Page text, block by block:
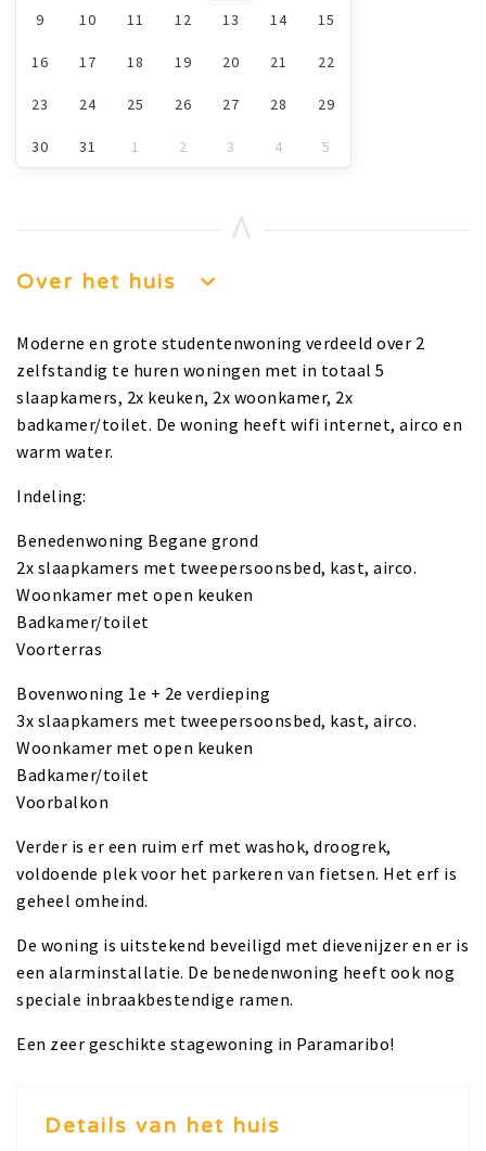
9 10 11 12 13 14 15
16 17 18 19 20 21 22
23 24 25 26 27 28 29
30 31 1 2 3 4 5
Over het huis
Moderne en grote studentenwoning verdeeld over 2
zelfstandig te huren woningen met in totaal 5
slaapkamers, 2x keuken, 2x woonkamer, 2x
badkamer/toilet. De woning heeft wifi internet, airco en
warm water.
Indeling:
Benedenwoning Begane grond
2x slaapkamers met tweepersoonsbed, kast, airco.
Woonkamer met open keuken
Badkamer/toilet
Voorterras
Bovenwoning 1e + 2e verdieping
3x slaapkamers met tweepersoonsbed, kast, airco.
Woonkamer met open keuken
Badkamer/toilet
Voorbalkon
Verder is er een ruim erf met washok, droogrek,
voldoende plek voor het parkeren van fietsen. Het erf is
geheel omheind.
De woning is uitstekend beveiligd met dievenijzer en er is
een alarminstallatie. De benedenwoning heeft ook nog
speciale inbraakbestendige ramen.
Een zeer geschikte stagewoning in Paramaribo!
Details van het huis